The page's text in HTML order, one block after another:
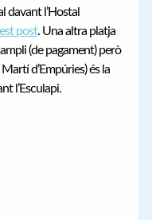
davant l’Hostal
post. Una altra platja
(de pagament) però
d’Empúries) és la
l’Esculapi.